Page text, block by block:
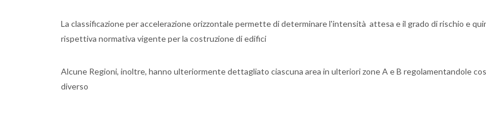
La classificazione per accelerazione orizzontale permette di determinare l'intensità attesa e il grado di rischio e
rispettiva normativa vigente per la costruzione di edifici
Alcune Regioni, inoltre, hanno ulteriormente dettagliato ciascuna area in ulteriori zone A e B regolamentandole
diverso